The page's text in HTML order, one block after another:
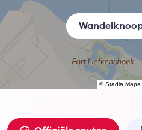
©Stadia Maps